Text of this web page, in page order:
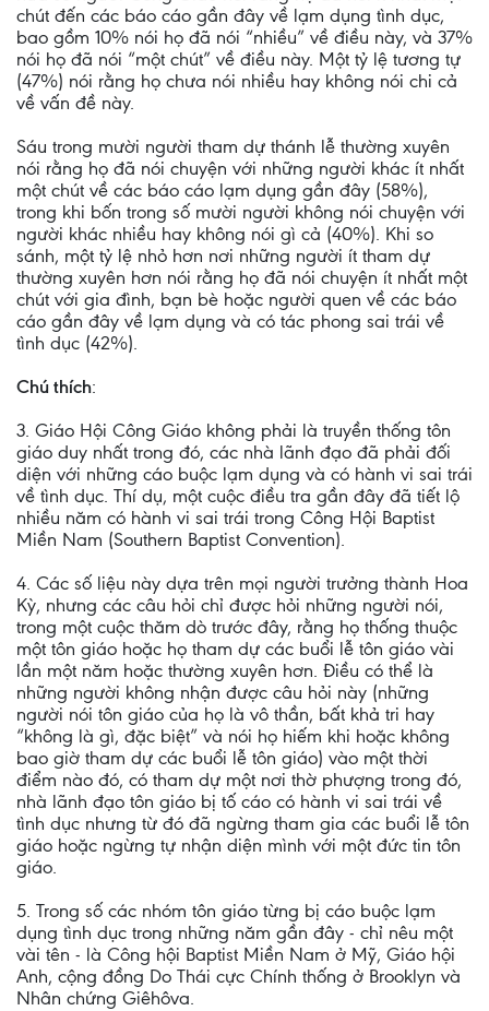
chút đến các báo cáo gần đây về lạm dụng tình dục,
bao gồm 10% nói họ đã nói “nhiều” về điều này, và 37%
nói họ đã nói “một chút” về điều này. Một tỷ lệ tương tự
(47%) nói rằng họ chưa nói nhiều hay không nói chi cả
về vấn đề này.
Sáu trong mười người tham dự thánh lễ thường xuyên
nói rằng họ đã nói chuyện với những người khác ít nhất
một chút về các báo cáo lạm dụng gần đây (58%),
trong khi bốn trong số mười người không nói chuyện với
người khác nhiều hay không nói gì cả (40%). Khi so
sánh, một tỷ lệ nhỏ hơn nơi những người ít tham dự
thường xuyên hơn nói rằng họ đã nói chuyện ít nhất một
chút với gia đình, bạn bè hoặc người quen về các báo
cáo gần đây về lạm dụng và có tác phong sai trái về
tình dục (42%).
Chú thích:
3. Giáo Hội Công Giáo không phải là truyền thống tôn
giáo duy nhất trong đó, các nhà lãnh đạo đã phải đối
diện với những cáo buộc lạm dụng và có hành vi sai trái
về tình dục. Thí dụ, một cuộc điều tra gần đây đã tiết lộ
nhiều năm có hành vi sai trái trong Công Hội Baptist
Miền Nam (Southern Baptist Convention).
4. Các số liệu này dựa trên mọi người trưởng thành Hoa
Kỳ, nhưng các câu hỏi chỉ được hỏi những người nói,
trong một cuộc thăm dò trước đây, rằng họ thống thuộc
một tôn giáo hoặc họ tham dự các buổi lễ tôn giáo vài
lần một năm hoặc thường xuyên hơn. Điều có thể là
những người không nhận được câu hỏi này (những
người nói tôn giáo của họ là vô thần, bất khả tri hay
“không là gì, đặc biệt” và nói họ hiếm khi hoặc không
bao giờ tham dự các buổi lễ tôn giáo) vào một thời
điểm nào đó, có tham dự một nơi thờ phượng trong đó,
nhà lãnh đạo tôn giáo bị tố cáo có hành vi sai trái về
tình dục nhưng từ đó đã ngừng tham gia các buổi lễ tôn
giáo hoặc ngừng tự nhận diện mình với một đức tin tôn
giáo.
5. Trong số các nhóm tôn giáo từng bị cáo buộc lạm
dụng tình dục trong những năm gần đây - chỉ nêu một
vài tên - là Công hội Baptist Miền Nam ở Mỹ, Giáo hội
Anh, cộng đồng Do Thái cực Chính thống ở Brooklyn và
Nhân chứng Giêhôva.